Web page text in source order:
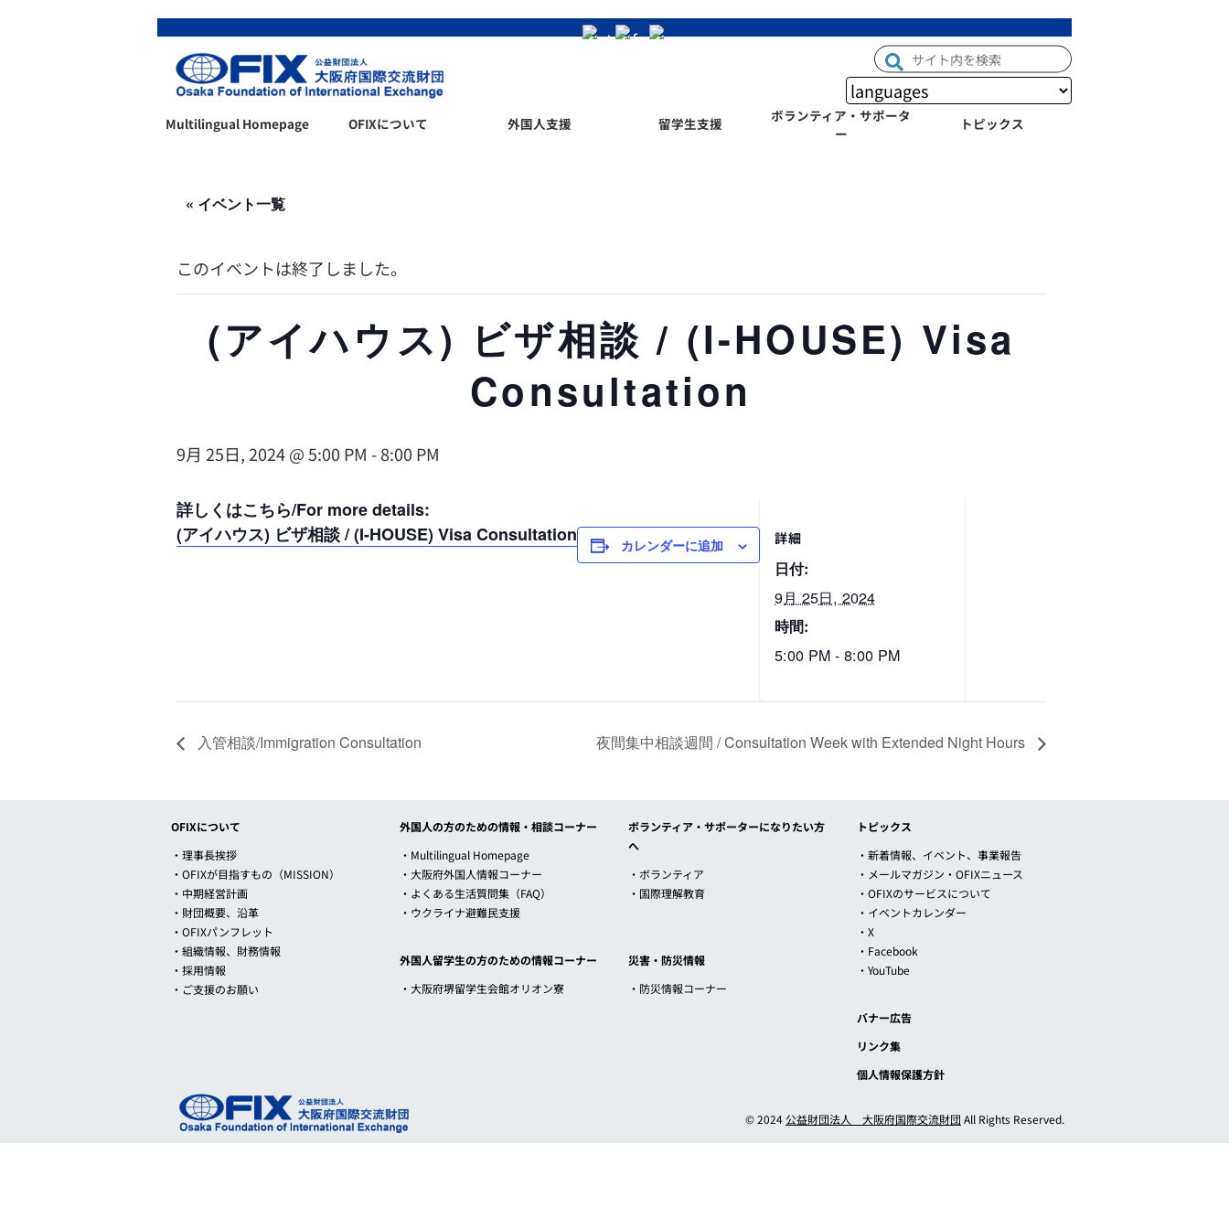
Multilingual Homepage OFIXについて 外国人支援 留学生支援
ボランティア・サポータ
ー
トピックス
« イベント一覧
このイベントは終了しました。
(アイハウス) ビザ相談 / (I-HOUSE) Visa
Consultation
9月 25日, 2024 @ 5:00 PM -8:00 PM
詳しくはこちら/For more details:
(アイハウス) ビザ相談 / (I-HOUSE) Visa Consultation
カレンダーに追加 詳細
日付:
9月 25日, 2024
時間:
5:00 PM - 8:00 PM
入管相談/Immigration Consultation 夜間集中相談週間 / Consultation Week with Extended Night Hours
OFIXについて
・理事長挨拶
・OFIXが目指すもの（MISSION）
・中期経営計画
・財団概要、沿革
・OFIXパンフレット
・組織情報、財務情報
・採用情報
・ご支援のお願い
外国人の方のための情報・相談コーナー
・Multilingual Homepage
・大阪府外国人情報コーナー
・よくある生活質問集（FAQ）
・ウクライナ避難民支援
外国人留学生の方のための情報コーナー
・大阪府堺留学生会館オリオン寮
ボランティア・サポーターになりたい方
へ
・ボランティア
・国際理解教育
災害・防災情報
・防災情報コーナー
トピックス
・新着情報、イベント、事業報告
・メールマガジン・OFIXニュース
・OFIXのサービスについて
・イベントカレンダー
・X
・Facebook
・YouTube
バナー広告
リンク集
個人情報保護方針
© 2024公益財団法人 大阪府国際交流財団 All Rights Reserved.